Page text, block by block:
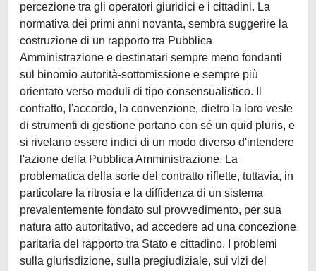
percezione tra gli operatori giuridici e i cittadini. La
normativa dei primi anni novanta, sembra suggerire la
costruzione di un rapporto tra Pubblica
Amministrazione e destinatari sempre meno fondanti
sul binomio autorità-sottomissione e sempre più
orientato verso moduli di tipo consensualistico. Il
contratto, l'accordo, la convenzione, dietro la loro veste
di strumenti di gestione portano con sé un quid pluris, e
si rivelano essere indici di un modo diverso d'intendere
l'azione della Pubblica Amministrazione. La
problematica della sorte del contratto riflette, tuttavia, in
particolare la ritrosia e la diffidenza di un sistema
prevalentemente fondato sul provvedimento, per sua
natura atto autoritativo, ad accedere ad una concezione
paritaria del rapporto tra Stato e cittadino. I problemi
sulla giurisdizione, sulla pregiudiziale, sui vizi del